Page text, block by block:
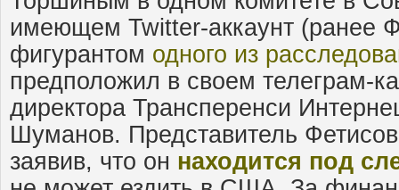
имеющем Twitter-аккаунт (ранее
фигурантом одного из
предположил в своем телеграм-
директора Трансперенси
Шуманов. Представитель
заявив, что он находится под